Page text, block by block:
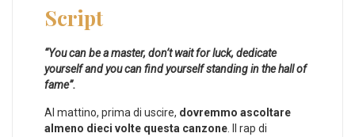
Script
“You can be a master, don’t wait for luck, dedicate
yourself and you can find yourself standing in the hall of
fame”.
Al mattino, prima di uscire, dovremmo ascoltare
almeno dieci volte questa canzone. Il rap di